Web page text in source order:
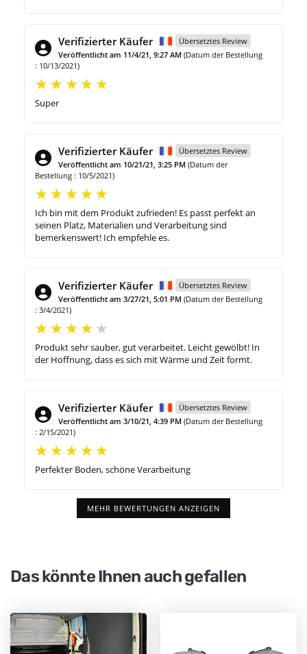
Verifizierter Käufer
Übersetztes Review
Veröffentlicht am 11/4/21, 9:27 AM (Datum der Bestellung
: 10/13/2021)
Super
Verifizierter Käufer
Übersetztes Review
Veröffentlicht am 10/21/21, 3:25 PM (Datum der
Bestellung : 10/5/2021)
Ich bin mit dem Produkt zufrieden! Es passt perfekt an
seinen Platz, Materialien und Verarbeitung sind
bemerkenswert! Ich empfehle es.
Verifizierter Käufer
Übersetztes Review
Veröffentlicht am 3/27/21, 5:01 PM (Datum der Bestellung
: 3/4/2021)
Produkt sehr sauber, gut verarbeitet. Leicht gewölbt! In
der Hoffnung, dass es sich mit Wärme und Zeit formt.
Verifizierter Käufer
Übersetztes Review
Veröffentlicht am 3/10/21, 4:39 PM (Datum der Bestellung
: 2/15/2021)
Perfekter Boden, schöne Verarbeitung
MEHR BEWERTUNGEN ANZEIGEN
Das könnte Ihnen auch gefallen